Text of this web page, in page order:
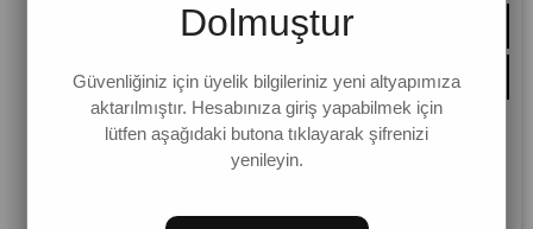
Dolmuştur
Güvenliğiniz için üyelik bilgileriniz yeni altyapımıza
aktarılmıştır. Hesabınıza giriş yapabilmek için
lütfen aşağıdaki butona tıklayarak şifrenizi
yenileyin.